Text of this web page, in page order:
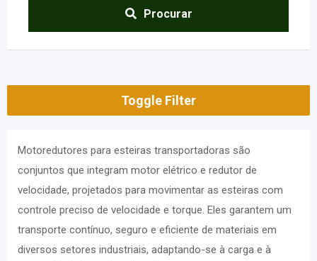
Procurar
Toggle Filter
Motoredutores para esteiras transportadoras são
conjuntos que integram motor elétrico e redutor de
velocidade, projetados para movimentar as esteiras com
controle preciso de velocidade e torque. Eles garantem um
transporte contínuo, seguro e eficiente de materiais em
diversos setores industriais, adaptando-se à carga e à